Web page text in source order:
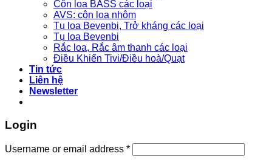
Côn loa BASS các loại
AVS: côn loa nhôm
Tụ loa Bevenbi, Trở kháng các loại
Tụ loa Bevenbi
Rắc loa, Rắc âm thanh các loại
Điều Khiển Tivi/Điều hoà/Quạt
Tin tức
Liên hệ
Newsletter
Login
Username or email address *